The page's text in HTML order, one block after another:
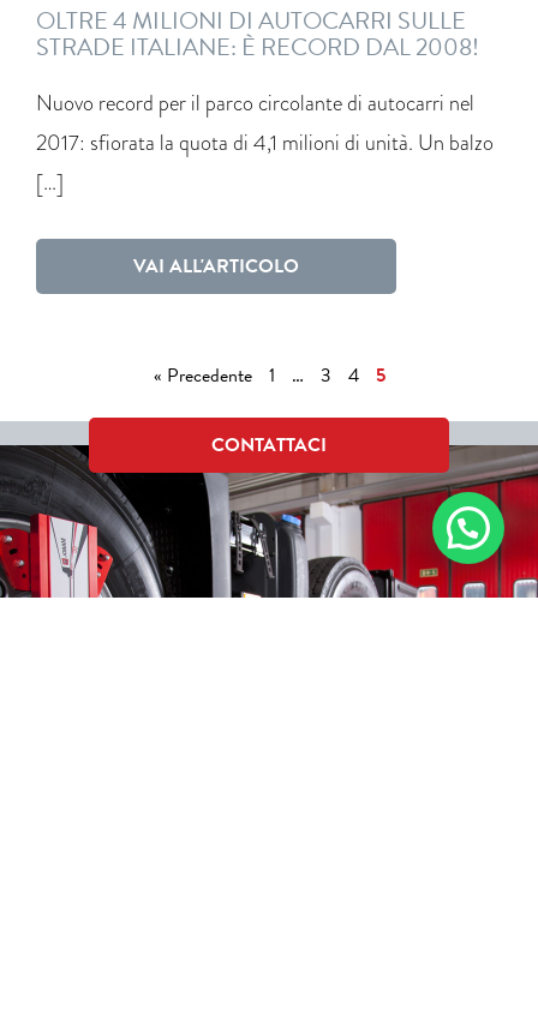
OLTRE 4 MILIONI DI AUTOCARRI SULLE
STRADE ITALIANE: È RECORD DAL 2008!
Nuovo record per il parco circolante di autocarri nel
2017: sfiorata la quota di 4,1 milioni di unità. Un balzo
[…]
VAI ALL'ARTICOLO
« Precedente 1 … 3 4 5
CONTATTACI